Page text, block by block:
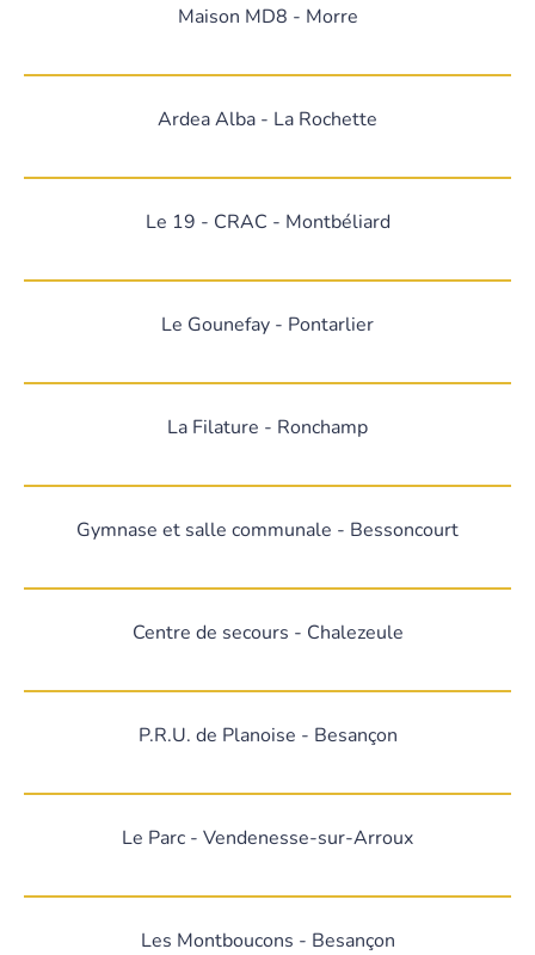
Maison MD8 - Morre
Ardea Alba - La Rochette
Le 19 - CRAC - Montbéliard
Le Gounefay - Pontarlier
La Filature - Ronchamp
Gymnase et salle communale - Bessoncourt
Centre de secours - Chalezeule
P.R.U. de Planoise - Besançon
Le Parc - Vendenesse-sur-Arroux
Les Montboucons - Besançon